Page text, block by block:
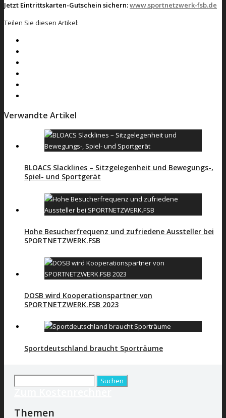
Jetzt Eintrittskarten-Gutschein sichern:www.sportnetzwerk-fsb.de
Teilen Sie diesen Artikel:
Verwandte Artikel
BLOACS Slacklines – Sitzgelegenheit und Bewegungs-,
Spiel- und Sportgerät
Hohe Besucherfrequenz und zufriedene Aussteller bei
SPORTNETZWERK.FSB
DOSB wird Kooperationspartner von
SPORTNETZWERK.FSB 2023
Sportdeutschland braucht Sporträume
Themen